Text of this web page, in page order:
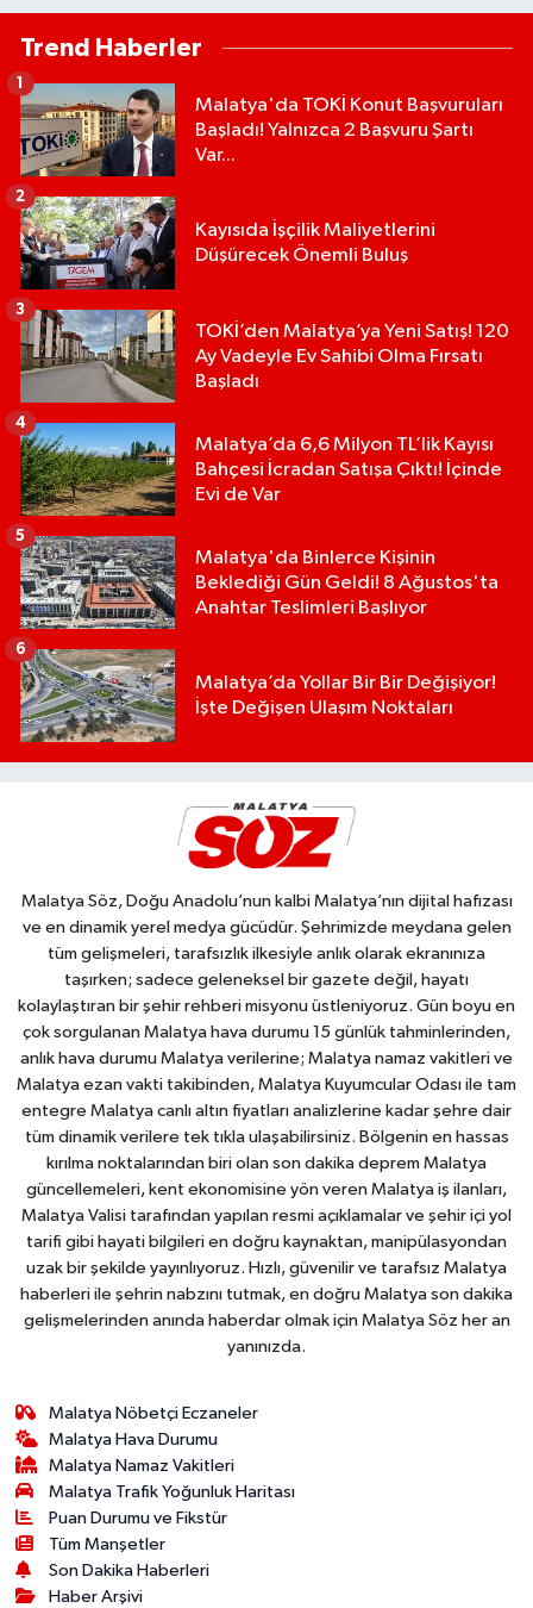
Trend Haberler
Malatya'da TOKİ Konut Başvuruları
Başladı! Yalnızca 2 Başvuru Şartı
Var...
1
Kayısıda İşçilik Maliyetlerini
Düşürecek Önemli Buluş
2
TOKİ’den Malatya’ya Yeni Satış! 120
Ay Vadeyle Ev Sahibi Olma Fırsatı
Başladı
3
Malatya’da 6,6 Milyon TL’lik Kayısı
Bahçesi İcradan Satışa Çıktı! İçinde
Evi de Var
4
Malatya'da Binlerce Kişinin
Beklediği Gün Geldi! 8 Ağustos'ta
Anahtar Teslimleri Başlıyor
5
Malatya’da Yollar Bir Bir Değişiyor!
İşte Değişen Ulaşım Noktaları
6
Malatya Söz, Doğu Anadolu’nun kalbi Malatya’nın dijital hafızası
ve en dinamik yerel medya gücüdür. Şehrimizde meydana gelen
tüm gelişmeleri, tarafsızlık ilkesiyle anlık olarak ekranınıza
taşırken; sadece geleneksel bir gazete değil, hayatı
kolaylaştıran bir şehir rehberi misyonu üstleniyoruz. Gün boyu en
çok sorgulanan Malatya hava durumu 15 günlük tahminlerinden,
anlık hava durumu Malatya verilerine; Malatya namaz vakitleri ve
Malatya ezan vakti takibinden, Malatya Kuyumcular Odası ile tam
entegre Malatya canlı altın fiyatları analizlerine kadar şehre dair
tüm dinamik verilere tek tıkla ulaşabilirsiniz. Bölgenin en hassas
kırılma noktalarından biri olan son dakika deprem Malatya
güncellemeleri, kent ekonomisine yön veren Malatya iş ilanları,
Malatya Valisi tarafından yapılan resmi açıklamalar ve şehir içi yol
tarifi gibi hayati bilgileri en doğru kaynaktan, manipülasyondan
uzak bir şekilde yayınlıyoruz. Hızlı, güvenilir ve tarafsız Malatya
haberleri ile şehrin nabzını tutmak, en doğru Malatya son dakika
gelişmelerinden anında haberdar olmak için Malatya Söz her an
yanınızda.
Malatya Nöbetçi Eczaneler
Malatya Hava Durumu
Malatya Namaz Vakitleri
Malatya Trafik Yoğunluk Haritası
Puan Durumu ve Fikstür
Tüm Manşetler
Son Dakika Haberleri
Haber Arşivi